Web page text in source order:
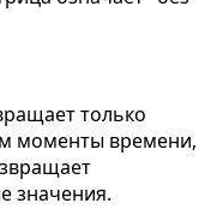
только
моменты времени,
значения.